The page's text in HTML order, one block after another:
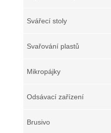
Svářecí stoly
Svařování plastů
Mikropájky
Odsávací zařízení
Brusivo